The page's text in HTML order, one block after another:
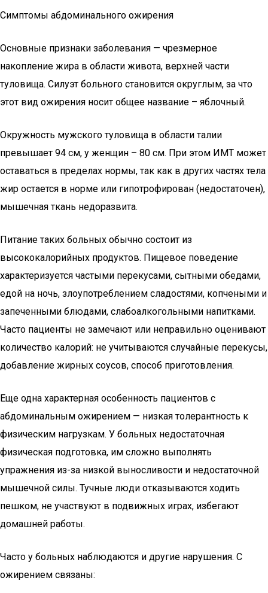
Симптомы абдоминального ожирения
Основные признаки заболевания — чрезмерное
накопление жира в области живота, верхней части
туловища. Силуэт больного становится округлым, за что
этот вид ожирения носит общее название – яблочный.
Окружность мужского туловища в области талии
превышает 94 см, у женщин – 80 см. При этом ИМТ может
оставаться в пределах нормы, так как в других частях тела
жир остается в норме или гипотрофирован (недостаточен),
мышечная ткань недоразвита.
Питание таких больных обычно состоит из
высококалорийных продуктов. Пищевое поведение
характеризуется частыми перекусами, сытными обедами,
едой на ночь, злоупотреблением сладостями, копчеными и
запеченными блюдами, слабоалкогольными напитками.
Часто пациенты не замечают или неправильно оценивают
количество калорий: не учитываются случайные перекусы,
добавление жирных соусов, способ приготовления.
Еще одна характерная особенность пациентов с
абдоминальным ожирением — низкая толерантность к
физическим нагрузкам. У больных недостаточная
физическая подготовка, им сложно выполнять
упражнения из-за низкой выносливости и недостаточной
мышечной силы. Тучные люди отказываются ходить
пешком, не участвуют в подвижных играх, избегают
домашней работы.
Часто у больных наблюдаются и другие нарушения. С
ожирением связаны: